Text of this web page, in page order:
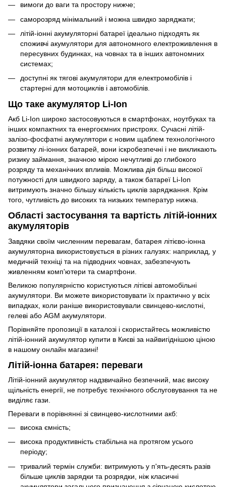
вимоги до ваги та простору нижче;
саморозряд мінімальний і можна швидко заряджати;
літій-іонні акумуляторні батареї ідеально підходять як
споживчі акумулятори для автономного електроживлення в
пересувних будинках, на човнах та в інших автономних
системах;
доступні як тягові акумулятори для електромобілів і
стартерні для мотоциклів і автомобілів.
Що таке акумулятор Li-Ion
Акб Li-Ion широко застосовуються в смартфонах, ноутбуках та
інших компактних та енергоємних пристроях. Сучасні літій-
залізо-фосфатні акумулятори є новим щаблем технологічного
розвитку лі-іонних батарей, вони іскробезпечні і не викликають
ризику займання, значною мірою нечутливі до глибокого
розряду та механічних впливів. Можлива дія більш високої
потужності для швидкого заряду, а також батареї Li-Ion
витримують значно більшу кількість циклів заряджання. Крім
того, чутливість до високих та низьких температур нижча.
Області застосування та вартість літій-іонних
акумуляторів
Завдяки своїм численним перевагам, батарея літієво-іонна
акумуляторна використовується в різних галузях: наприклад, у
медичній техніці та на підводних човнах, забезпечують
живленням комп'ютери та смартфони.
Великою популярністю користуються літієві автомобільні
акумулятори. Ви можете використовувати їх практично у всіх
випадках, коли раніше використовували свинцево-кислотні,
гелеві або AGM акумулятори.
Порівняйте пропозиції в каталозі і скористайтесь можливістю
літій-іонний акумулятор купити в Києві за найвигіднішою ціною
в нашому онлайн магазині!
Літій-іонна батарея: переваги
Літій-іонний акумулятор надзвичайно безпечний, має високу
щільність енергії, не потребує технічного обслуговування та не
виділяє гази.
Переваги в порівнянні зі свинцево-кислотними акб:
висока ємність;
висока продуктивність стабільна на протягом усього
періоду;
тривалий термін служби: витримують у п'ять-десять разів
більше циклів зарядки та розрядки, ніж класичні